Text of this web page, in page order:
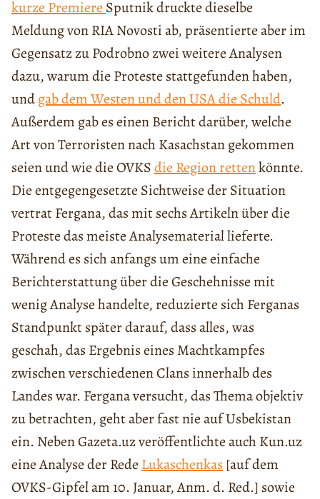
kurze Premiere Sputnik druckte dieselbe
Meldung von RIA Novosti ab, präsentierte aber im
Gegensatz zu Podrobno zwei weitere Analysen
dazu, warum die Proteste stattgefunden haben,
undgab dem Westen und den USA die Schuld.
Außerdem gab es einen Bericht darüber, welche
Art von Terroristen nach Kasachstan gekommen
seien und wie die OVKSdie Region rettenkönnte.
Die entgegengesetzte Sichtweise der Situation
vertrat Fergana, das mit sechs Artikeln über die
Proteste das meiste Analysematerial lieferte.
Während es sich anfangs um eine einfache
Berichterstattung über die Geschehnisse mit
wenig Analyse handelte, reduzierte sich Ferganas
Standpunkt später darauf, dass alles, was
geschah, das Ergebnis eines Machtkampfes
zwischen verschiedenen Clans innerhalb des
Landes war. Fergana versucht, das Thema objektiv
zu betrachten, geht aber fast nie auf Usbekistan
ein. Neben Gazeta.uz veröffentlichte auch Kun.uz
eine Analyse der Rede Lukaschenkas [auf dem
OVKS-Gipfel am 10. Januar, Anm. d. Red.] sowie